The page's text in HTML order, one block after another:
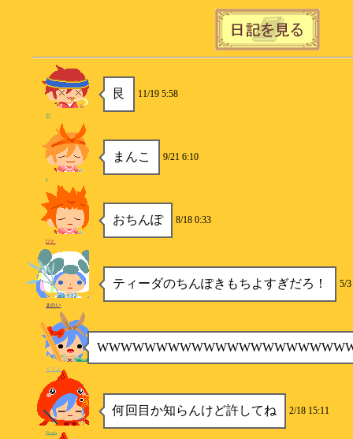
艮 11/19 5:58
や
まんこ 9/21 6:10
s
おちんぽ 8/18 0:33
ひと
ティーダのちんぽきもちよすぎだろ！ 5/
まのい
ミリム
何回目か知らんけど許してね 2/18 15:11
Noah